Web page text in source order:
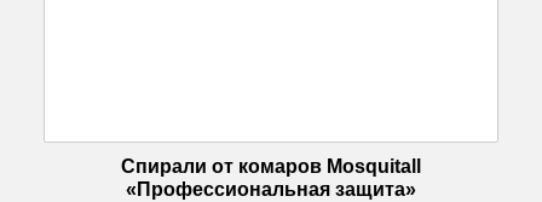
Спирали от комаров Mosquitall
«Профессиональная защита»